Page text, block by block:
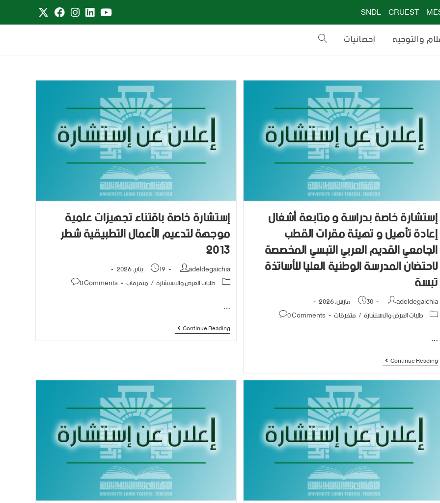
CRUEST
SNDL
والتوجيه إحصائيات
إستشارة خاصة بدراسة و متابعة أشغال
إعادة تأهيل و تهيئة مقرات القطب
الجامعي القديم العربي التبسي المخصصة
لإحتضان المدرسة الوطنية العليا للأساتذة
تبسة
adeldegaichia
30 مارس، 2026
طلبات العرض والاستشارة/ متفرقات 0 Comments
…
Continue Reading
إستشارة خاصة بإقتناء تجهيزات علمية
موجهة لتدعيم الأعمال التطبيقية شطر
2013
adeldegaichia
19 يناير، 2026
طلبات العرض والاستشارة/ متفرقات 0 Comments
…
Continue Reading